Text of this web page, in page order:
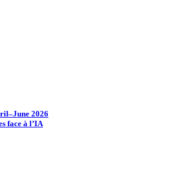
2026
face à l’IA